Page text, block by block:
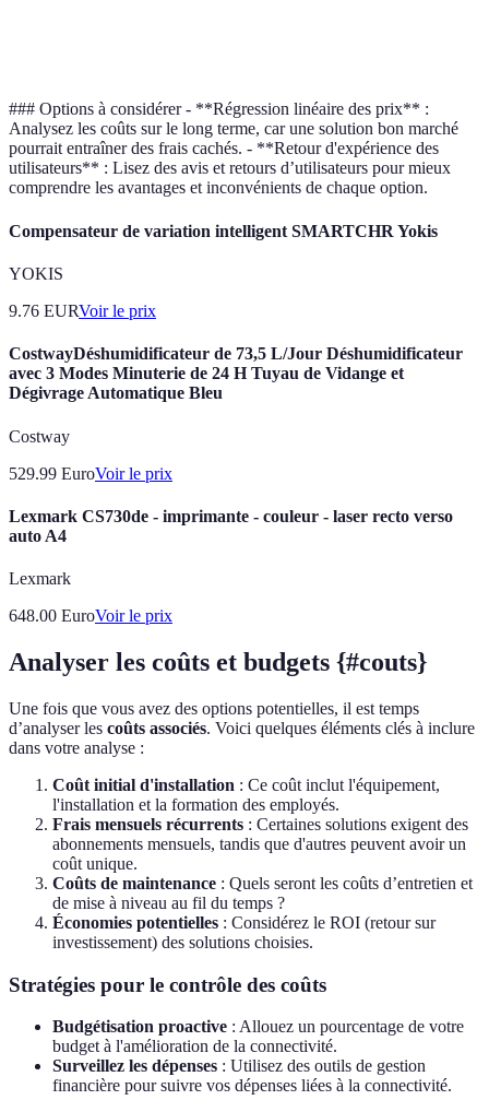
### Options à considérer - **Régression linéaire des prix** :
Analysez les coûts sur le long terme, car une solution bon marché
pourrait entraîner des frais cachés. - **Retour d'expérience des
utilisateurs** : Lisez des avis et retours d’utilisateurs pour mieux
comprendre les avantages et inconvénients de chaque option.
Compensateur de variation intelligent SMARTCHR Yokis
YOKIS
9.76 EURVoir le prix
CostwayDéshumidificateur de 73,5 L/Jour Déshumidificateur
avec 3 Modes Minuterie de 24 H Tuyau de Vidange et
Dégivrage Automatique Bleu
Costway
529.99 EuroVoir le prix
Lexmark CS730de - imprimante - couleur - laser recto verso
auto A4
Lexmark
648.00 EuroVoir le prix
Analyser les coûts et budgets {#couts}
Une fois que vous avez des options potentielles, il est temps
d’analyser les coûts associés. Voici quelques éléments clés à inclure
dans votre analyse :
Coût initial d'installation : Ce coût inclut l'équipement,
l'installation et la formation des employés.
Frais mensuels récurrents : Certaines solutions exigent des
abonnements mensuels, tandis que d'autres peuvent avoir un
coût unique.
Coûts de maintenance : Quels seront les coûts d’entretien et
de mise à niveau au fil du temps ?
Économies potentielles : Considérez le ROI (retour sur
investissement) des solutions choisies.
Stratégies pour le contrôle des coûts
Budgétisation proactive : Allouez un pourcentage de votre
budget à l'amélioration de la connectivité.
Surveillez les dépenses : Utilisez des outils de gestion
financière pour suivre vos dépenses liées à la connectivité.